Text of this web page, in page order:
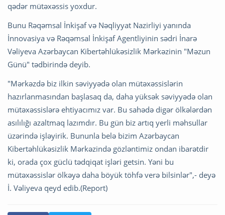
qədər mütəxəssis yoxdur.
Bunu Rəqəmsal İnkişaf və Nəqliyyat Nazirliyi yanında
İnnovasiya və Rəqəmsal İnkişaf Agentliyinin sədri İnarə
Vəliyeva Azərbaycan Kibertəhlükəsizlik Mərkəzinin "Məzun
Günü" tədbirində deyib.
"Mərkəzdə biz ilkin səviyyədə olan mütəxəssislərin
hazırlanmasından başlasaq da, daha yüksək səviyyədə olan
mütəxəssislərə ehtiyacımız var. Bu sahədə digər ölkələrdən
asılılığı azaltmaq lazımdır. Bu gün biz artıq yerli məhsullar
üzərində işləyirik. Bununla belə bizim Azərbaycan
Kibertəhlükəsizlik Mərkəzində gözləntimiz ondan ibarətdir
ki, orada çox güclü tədqiqat işləri getsin. Yəni bu
mütəxəssislər ölkəyə daha böyük töhfə verə bilsinlər",- deyə
İ. Vəliyeva qeyd edib.(Report)